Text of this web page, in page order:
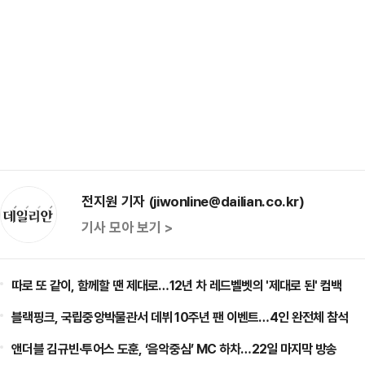
전지원 기자 (jiwonline@dailian.co.kr)
기사 모아 보기 >
따로 또 같이, 함께할 땐 제대로…12년 차 레드벨벳의 '제대로 된' 컴백
블랙핑크, 국립중앙박물관서 데뷔 10주년 팬 이벤트…4인 완전체 참석
앤더블 김규빈·투어스 도훈, ‘음악중심’ MC 하차…22일 마지막 방송